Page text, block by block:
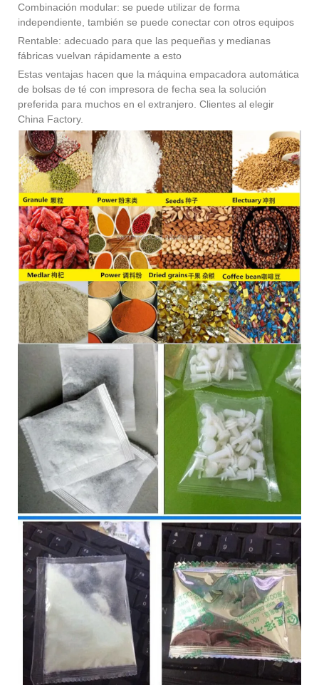
Combinación modular: se puede utilizar de forma
independiente, también se puede conectar con otros equipos
Rentable: adecuado para que las pequeñas y medianas
fábricas vuelvan rápidamente a esto
Estas ventajas hacen que la máquina empacadora automática
de bolsas de té con impresora de fecha sea la solución
preferida para muchos en el extranjero. Clientes al elegir
China Factory.